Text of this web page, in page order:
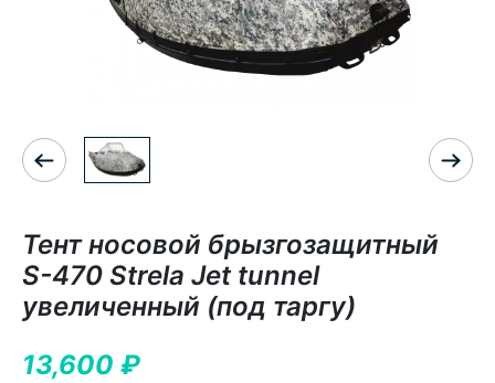
Тент носовой брызгозащитный
S-470 Strela Jet tunnel
увеличенный (под таргу)
13,600 ₽